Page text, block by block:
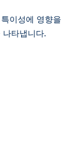
이성에 영향을
나타냅니다.